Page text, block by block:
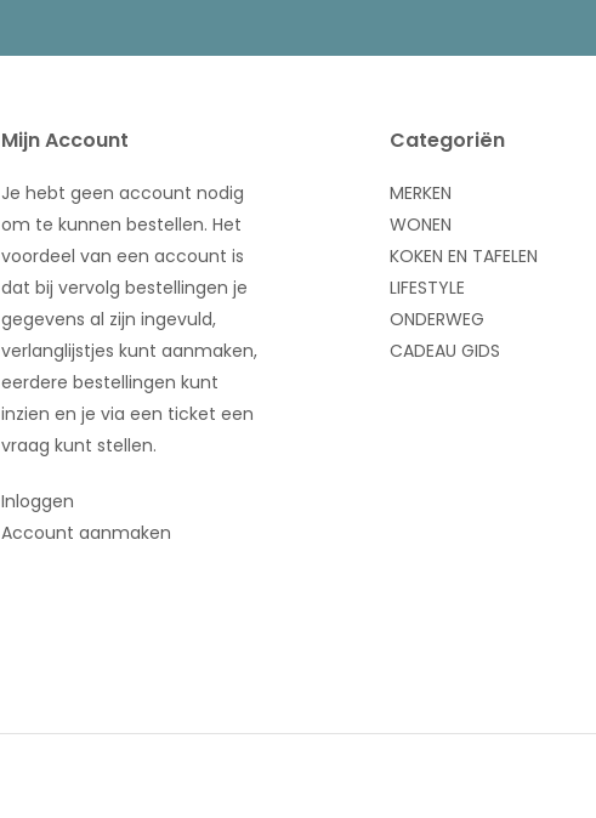
Mijn Account
Je hebt geen account nodig
om te kunnen bestellen. Het
voordeel van een account is
dat bij vervolg bestellingen je
gegevens al zijn ingevuld,
verlanglijstjes kunt aanmaken,
eerdere bestellingen kunt
inzien en je via een ticket een
vraag kunt stellen.
Inloggen
Account aanmaken
Categoriën
MERKEN
WONEN
KOKEN EN TAFELEN
LIFESTYLE
ONDERWEG
CADEAU GIDS